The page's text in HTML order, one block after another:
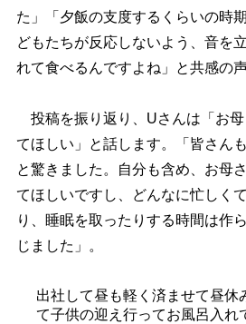
た」「夕飯の支度するくらいの時
どもたちが反応しないよう、音を
れて食べるんですよね」と共感の
投稿を振り返り、Uさんは「お
てほしい」と話します。「皆さん
と驚きました。自分も含め、お母
てほしいですし、どんなに忙しく
り、睡眠を取ったりする時間は作
じました」。
出社して昼も軽く済ませて昼休
て子供の迎え行ってお風呂入れ